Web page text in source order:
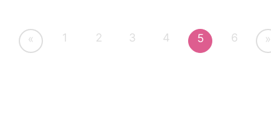
« 1 2 3 4 5 6 »